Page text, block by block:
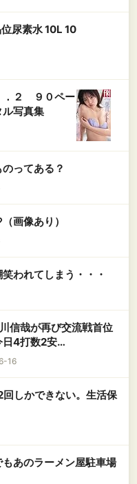
尿素水 10L 10
２ ９０ペー
写真集
ってある？
画像あり）
われてしまう・・・
信哉が再び交流戦首位
日4打数2安
16
回しかできない。生活保
あのラーメン屋駐車場